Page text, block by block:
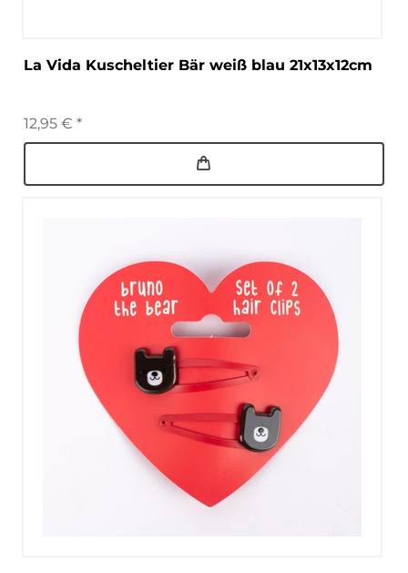
La Vida Kuscheltier Bär weiß blau 21x13x12cm
12,95 € *